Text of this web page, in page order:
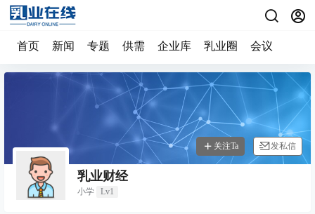
首页 新闻 专题 供需 企业库 乳业圈 会议
乳业财经
小学 Lv1
关注Ta 发私信